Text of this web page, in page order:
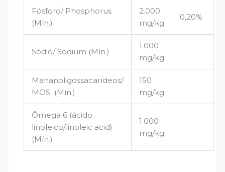
Fósforo/ Phosphorus
(Mín.)
2.000
mg/kg
0,20%
Sódio/ Sodium (Mín.)
1.000
mg/kg
Mananoligossacarídeos/
MOS (Mín.)
150
mg/kg
Ômega 6 (ácido
linoleico/linoleic acid)
(Mín.)
1.000
mg/kg